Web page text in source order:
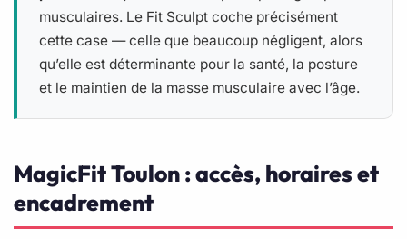
musculaires. Le Fit Sculpt coche précisément
cette case — celle que beaucoup négligent, alors
qu’elle est déterminante pour la santé, la posture
et le maintien de la masse musculaire avec l’âge.
MagicFit Toulon : accès, horaires et
encadrement